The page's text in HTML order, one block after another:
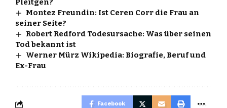
Pleitgen?
Montez Freundin: Ist Ceren Corr die Frau an
seiner Seite?
Robert Redford Todesursache: Was über seinen
Tod bekannt ist
Werner Mürz Wikipedia: Biografie, Beruf und
Ex-Frau
Facebook